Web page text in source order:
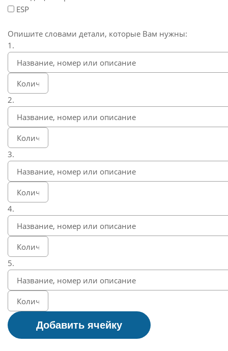
ESP
Опишите словами детали, которые Вам нужны:
1.
2.
3.
4.
5.